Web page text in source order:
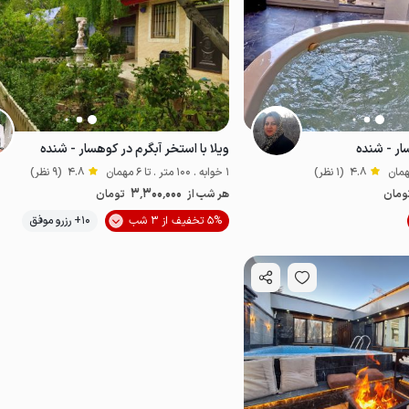
موقعیت در نقشه
- شنده
4.8 (1 نظر)
موقعیت در نقشه
ویلا با استخر آبگرم در کوهسار - شنده
1 خوابه . 100 متر . تا 6 مهمان 4.8 (9 نظر)
هر شب از 3٬300٬000 تومان
5% تخفیف از 3 شب
10+ رزرو موفق